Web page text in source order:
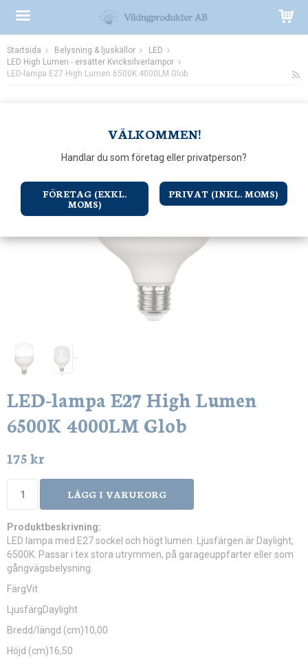
VÄLKOMMEN!
Handlar du som företag eller privatperson?
FÖRETAG (EXKL.
MOMS)
PRIVAT (INKL. MOMS)
Produkten har blivit tillagd i varukorgen
Startsida Belysning & ljuskällor
LED
LED High Lumen - ersätter Kvicksilverlampor
LED-lampa E27 High Lumen 6500K 4000LM Glob
LED-lampa E27 High Lumen
6500K 4000LM Glob
175 kr
LÄGG I VARUKORG
Produktbeskrivning:
LED lampa med E27 sockel och högt lumen. Ljusfärgen är Daylight,
6500K. Passar i tex stora utrymmen, på garageuppfarter eller som
gångvägsbelysning.
FärgVit
LjusfärgDaylight
Bredd/längd (cm)10,00
Höjd (cm)16,50